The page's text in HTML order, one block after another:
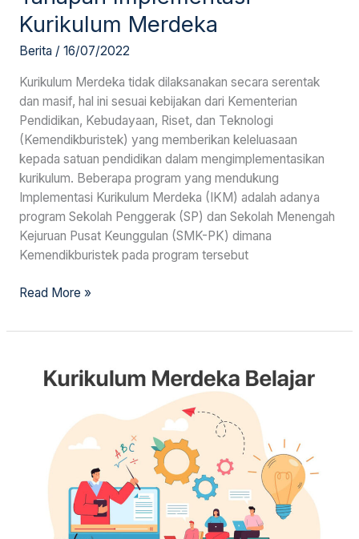
Kurikulum Merdeka
Berita / 16/07/2022
Kurikulum Merdeka tidak dilaksanakan secara serentak
dan masif, hal ini sesuai kebijakan dari Kementerian
Pendidikan, Kebudayaan, Riset, dan Teknologi
(Kemendikburistek) yang memberikan keleluasaan
kepada satuan pendidikan dalam mengimplementasikan
kurikulum. Beberapa program yang mendukung
Implementasi Kurikulum Merdeka (IKM) adalah adanya
program Sekolah Penggerak (SP) dan Sekolah Menengah
Kejuruan Pusat Keunggulan (SMK-PK) dimana
Kemendikburistek pada program tersebut
Read More »
Kurikulum